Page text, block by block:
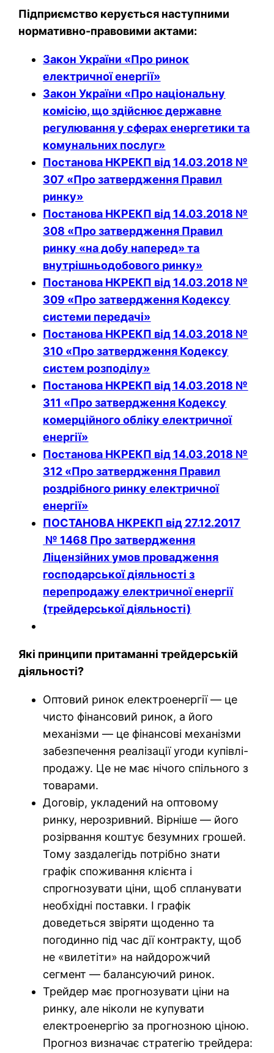
Підприємство керується наступними
нормативно-правовими актами:
Закон України «Про ринок
електричної енергії»
Закон України «Про національну
комісію, що здійснює державне
регулювання у сферах енергетики та
комунальних послуг»
Постанова НКРЕКП від 14.03.2018 №
307 «Про затвердження Правил
ринку»
Постанова НКРЕКП від 14.03.2018 №
308 «Про затвердження Правил
ринку «на добу наперед» та
внутрішньодобового ринку»
Постанова НКРЕКП від 14.03.2018 №
309 «Про затвердження Кодексу
системи передачі»
Постанова НКРЕКП від 14.03.2018 №
310 «Про затвердження Кодексу
систем розподілу»
Постанова НКРЕКП від 14.03.2018 №
311 «Про затвердження Кодексу
комерційного обліку електричної
енергії»
Постанова НКРЕКП від 14.03.2018 №
312 «Про затвердження Правил
роздрібного ринку електричної
енергії»
ПОСТАНОВА НКРЕКП від 27.12.2017
№ 1468 Про затвердження
Ліцензійних умов провадження
господарської діяльності з
перепродажу електричної енергії
(трейдерської діяльності)
Які принципи притаманні трейдерській
діяльності?
Оптовий ринок електроенергії — це
чисто фінансовий ринок, а його
механізми — це фінансові механізми
забезпечення реалізації угоди купівлі-
продажу. Це не має нічого спільного з
товарами.
Договір, укладений на оптовому
ринку, нерозривний. Вірніше — його
розірвання коштує безумних грошей.
Тому заздалегідь потрібно знати
графік споживання клієнта і
спрогнозувати ціни, щоб спланувати
необхідні поставки. І графік
доведеться звіряти щоденно та
погодинно під час дії контракту, щоб
не «вилетіти» на найдорожчий
сегмент — балансуючий ринок.
Трейдер має прогнозувати ціни на
ринку, але ніколи не купувати
електроенергію за прогнозною ціною.
Прогноз визначає стратегію трейдера: